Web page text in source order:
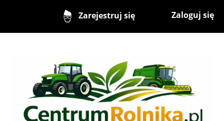
Zarejestruj się Zaloguj się